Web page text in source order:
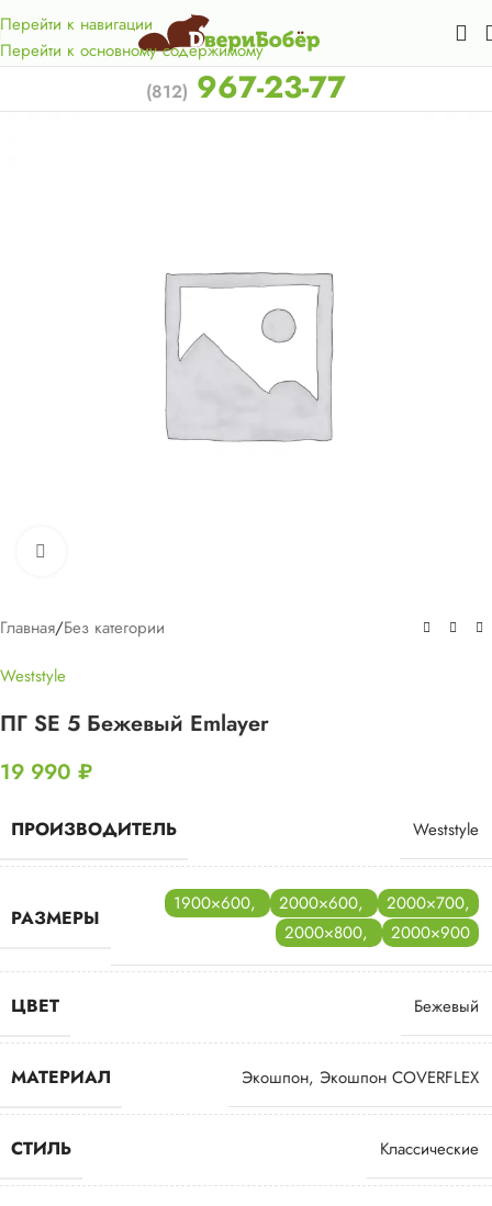
Перейти к навигации
Перейти к основному содержимому
км. от КАД.
(812) 967-23-77
Главная/Без категории
Weststyle
ПГ SE 5 Бежевый Emlayer
19 990 ₽
ПРОИЗВОДИТЕЛЬ Weststyle
РАЗМЕРЫ
1900×600, 2000×600, 2000×700,
2000×800, 2000×900
ЦВЕТ Бежевый
МАТЕРИАЛ Экошпон, Экошпон COVERFLEX
СТИЛЬ Классические